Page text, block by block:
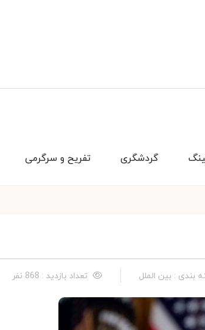
تفریح و سرگرمی گردشگری
بندی : بین الملل تعداد بازدید : 868 نفر